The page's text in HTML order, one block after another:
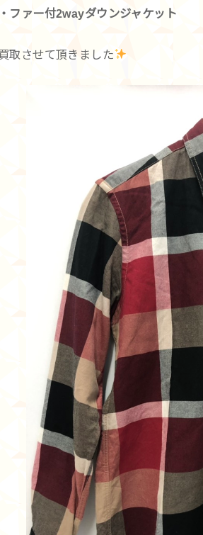
・ファー付2wayダウンジャケット
買取させて頂きました